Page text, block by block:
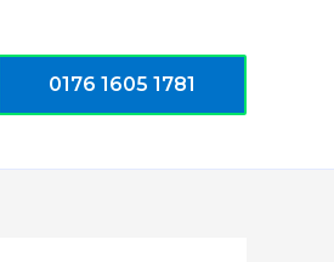
0176 1605 1781